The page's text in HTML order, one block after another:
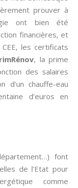
prouver à
ont bien été
financières, et
les certificats
, la prime
des salaires
d’un chauffe-eau
d’euros en
font
de l’Etat pour
comme